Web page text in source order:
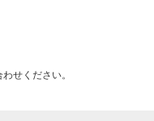
せください。